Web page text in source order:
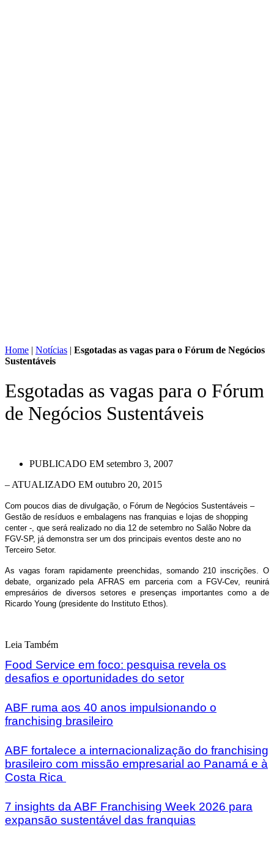
Home | Notícias | Esgotadas as vagas para o Fórum de Negócios
Sustentáveis
Esgotadas as vagas para o Fórum
de Negócios Sustentáveis
PUBLICADO EM setembro 3, 2007
– ATUALIZADO EM outubro 20, 2015
Com poucos dias de divulgação, o Fórum de Negócios Sustentáveis –
Gestão de resíduos e embalagens nas franquias e lojas de shopping
center -, que será realizado no dia 12 de setembro no Salão Nobre da
FGV-SP, já demonstra ser um dos principais eventos deste ano no
Terceiro Setor.
As vagas foram rapidamente preenchidas, somando 210 inscrições. O
debate, organizado pela AFRAS em parceria com a FGV-Cev, reunirá
empresários de diversos setores e presenças importantes como a de
Ricardo Young (presidente do Instituto Ethos).
Leia Também
Food Service em foco: pesquisa revela os
desafios e oportunidades do setor
ABF ruma aos 40 anos impulsionando o
franchising brasileiro
ABF fortalece a internacionalização do franchising
brasileiro com missão empresarial ao Panamá e à
Costa Rica
7 insights da ABF Franchising Week 2026 para
expansão sustentável das franquias